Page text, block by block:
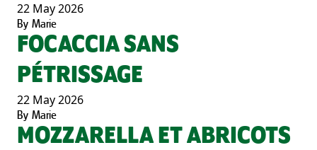
22 May 2026
By Marie
FOCACCIA SANS
PÉTRISSAGE
22 May 2026
By Marie
MOZZARELLA ET ABRICOTS